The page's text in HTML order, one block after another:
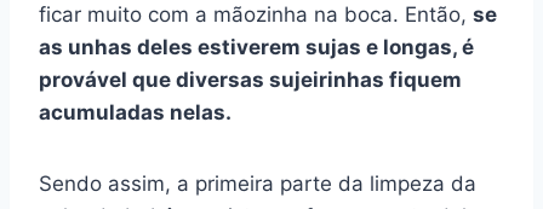
ficar muito com a mãozinha na boca. Então, se
as unhas deles estiverem sujas e longas, é
provável que diversas sujeirinhas fiquem
acumuladas nelas.
Sendo assim, a primeira parte da limpeza da